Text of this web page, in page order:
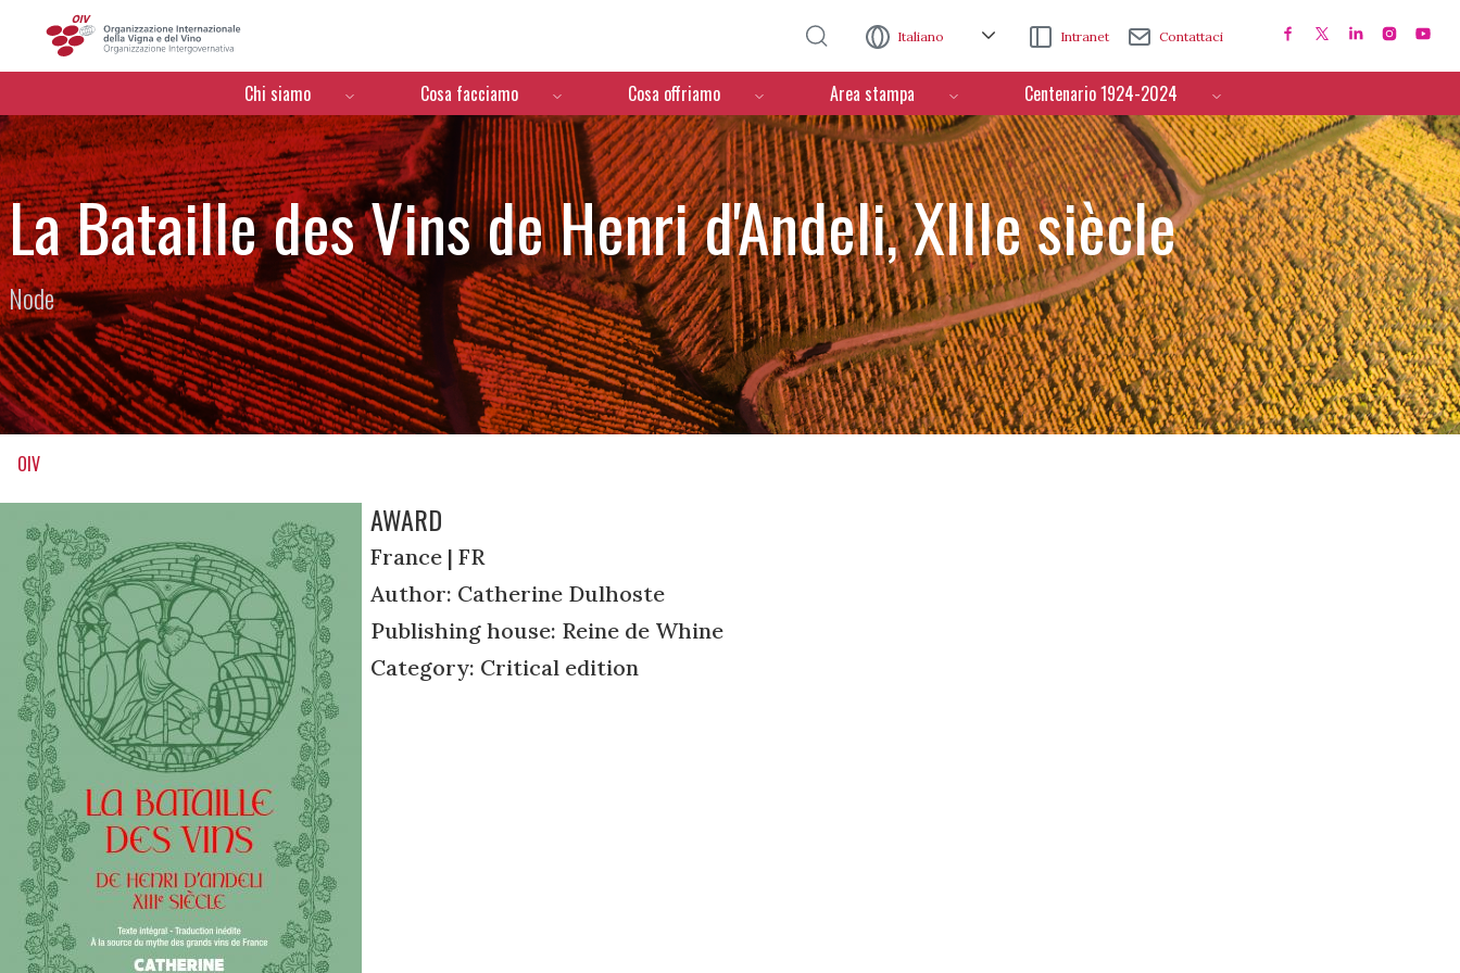
Italiano Intranet Contattaci
Menú de navegación
Chi siamo Cosa facciamo Cosa offriamo Area stampa Centenario 1924-2024
La Bataille des Vins de Henri d'Andeli, XIIIe siècle
Node
OIV
AWARD
France | FR
Author: Catherine Dulhoste
Publishing house: Reine de Whine
Category: Critical edition